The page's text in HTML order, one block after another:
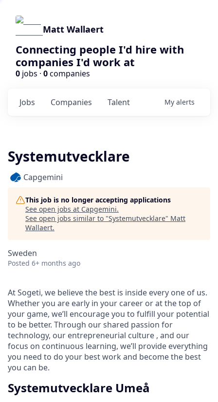
Matt Wallaert
Connecting people I'd hire with
companies I'd work at
0 jobs · 0companies
Jobs Companies Talent My alerts
Systemutvecklare
Capgemini
This job is no longer accepting applications
See open jobs at Capgemini.
See open jobs similar to "Systemutvecklare" Matt
Wallaert.
Sweden
Posted 6+ months ago
At Sogeti, we believe the best is inside every one of us.
Whether you are early in your career or at the top of
your game, we’ll encourage you to fulfill your potential
to be better. Through our shared passion for
technology, our entrepreneurial culture , and our
focus on continuous learning, we’ll provide everything
you need to do your best work and become the best
you can be.​
Systemutvecklare Umeå